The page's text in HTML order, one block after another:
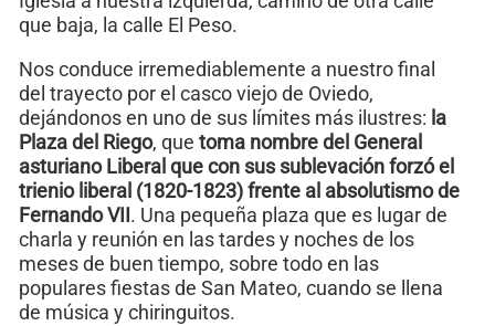
que baja, la calle El Peso.
Nos conduce irremediablemente a nuestro final
del trayecto por el casco viejo de Oviedo,
dejándonos en uno de sus límites más ilustres: la
Plaza del Riego, que toma nombre del General
asturiano Liberal que con sus sublevación forzó el
trienio liberal (1820-1823) frente al absolutismo de
Fernando VII. Una pequeña plaza que es lugar de
charla y reunión en las tardes y noches de los
meses de buen tiempo, sobre todo en las
populares fiestas de San Mateo, cuando se llena
de música y chiringuitos.